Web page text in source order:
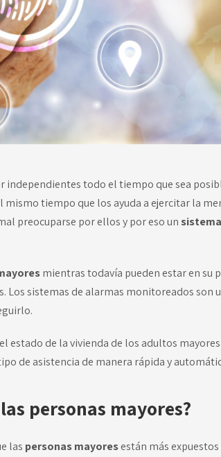
independientes todo el tiempo que sea
tiempo que los ayuda a ejercitar la
preocuparse por ellos y por eso un
mientras todavía pueden estar en su
sistemas de alarmas monitoreados son
estado de la vivienda de los adultos
de asistencia de manera rápida y
personas mayores?
las personas mayoresestán más